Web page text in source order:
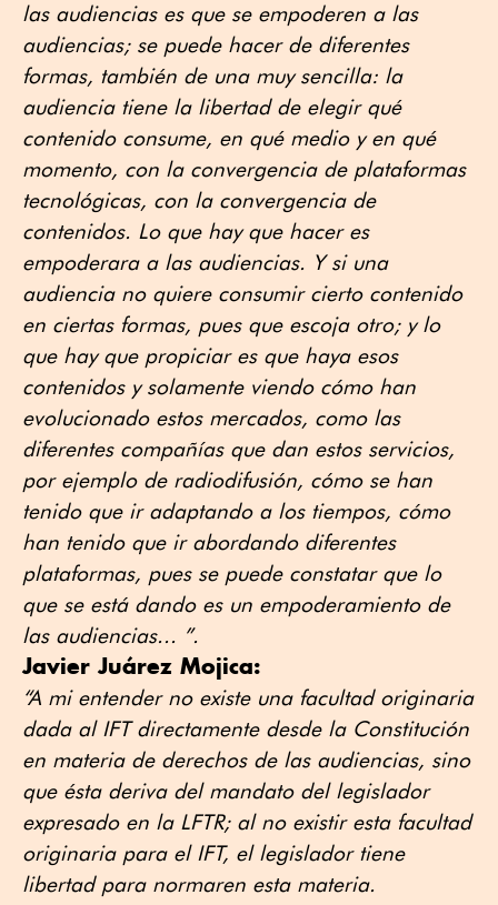
las audiencias es que se empoderen a las
audiencias; se puede hacer de diferentes
formas, también de una muy sencilla: la
audiencia tiene la libertad de elegir qué
contenido consume, en qué medio y en qué
momento, con la convergencia de plataformas
tecnológicas, con la convergencia de
contenidos. Lo que hay que hacer es
empoderara a las audiencias. Y si una
audiencia no quiere consumir cierto contenido
en ciertas formas, pues que escoja otro; y lo
que hay que propiciar es que haya esos
contenidos y solamente viendo cómo han
evolucionado estos mercados, como las
diferentes compañías que dan estos servicios,
por ejemplo de radiodifusión, cómo se han
tenido que ir adaptando a los tiempos, cómo
han tenido que ir abordando diferentes
plataformas, pues se puede constatar que lo
que se está dando es un empoderamiento de
las audiencias... ”.
Javier Juárez Mojica:
“A mi entender no existe una facultad originaria
dada al IFT directamente desde la Constitución
en materia de derechos de las audiencias, sino
que ésta deriva del mandato del legislador
expresado en la LFTR; al no existir esta facultad
originaria para el IFT, el legislador tiene
libertad para normaren esta materia.